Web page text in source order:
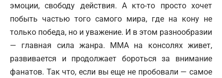
эмоции, свободу действия. А кто-то просто хочет
побыть частью того самого мира, где на кону не
только победа, но и уважение. И в этом разнообразии
— главная сила жанра. ММА на консолях живет,
развивается и продолжает бороться за внимание
фанатов. Так что, если вы еще не пробовали — самое